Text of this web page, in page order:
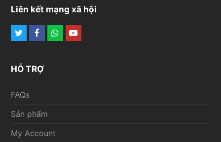
Liên kết mạng xã hội
TwitterFacebook
Whatsapp
Youtube
HỖ TRỢ
FAQs
Sản phẩm
My Account